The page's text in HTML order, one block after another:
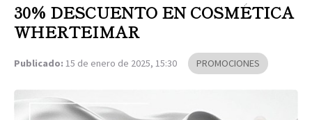
30% DESCUENTO EN COSMÉTICA
WHERTEIMAR
Publicado: 15 de enero de 2025, 15:30 PROMOCIONES